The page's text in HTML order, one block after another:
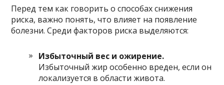
Перед тем как говорить о способах снижения
риска, важно понять, что влияет на появление
болезни. Среди факторов риска выделяются:
Избыточный вес и ожирение.
Избыточный жир особенно вреден, если он
локализуется в области живота.